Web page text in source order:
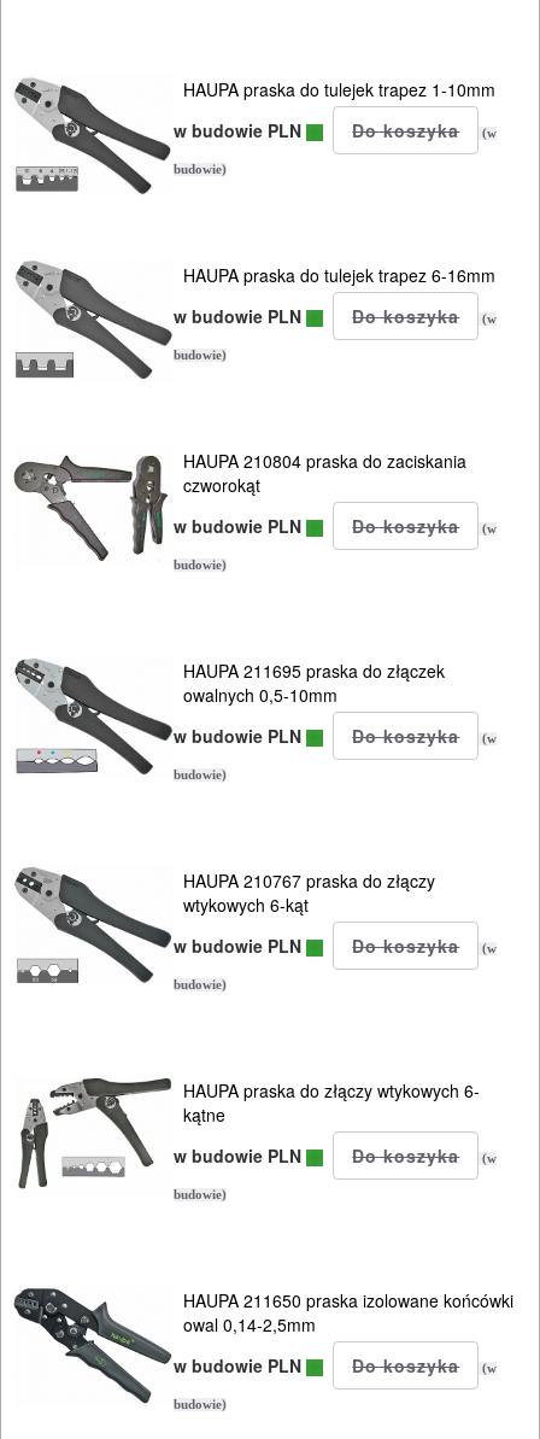
ELEKTRONARZĘDZIA
SIECIOWE
ELEKTRONARZĘDZIA
OSPRZĘT
I
AKCESORIA
MAGAZYNOWANIE
TRANSPORTOWANIE
HAUPA praska do tulejek trapez 1-10mm
w budowie PLN
(w
budowie)
HAUPA praska do tulejek trapez 6-16mm
w budowie PLN
(w
budowie)
HAUPA 210804 praska do zaciskania
czworokąt
w budowie PLN
(w
budowie)
HAUPA 211695 praska do złączek
owalnych 0,5-10mm
w budowie PLN
(w
budowie)
HAUPA 210767 praska do złączy
wtykowych 6-kąt
w budowie PLN
(w
budowie)
HAUPA praska do złączy wtykowych 6-
kątne
w budowie PLN
(w
budowie)
HAUPA 211650 praska izolowane końcówki
owal 0,14-2,5mm
w budowie PLN
(w
budowie)